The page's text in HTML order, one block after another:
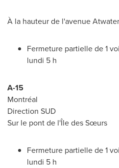
À la hauteur de l'avenueAtwater
Fermeture partielle de 1
lundi 5 h
A-15
Montréal
Direction SUD
Sur le pont de l'Île des Sœurs
Fermeture partielle de 1
lundi 5 h